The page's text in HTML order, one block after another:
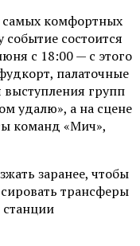
самых комфортных
состоится
с 18:00 — с этого
палаточные
выступления групп
удалю», а на сцене
команд «Мич»,
заранее, чтобы
трансферы